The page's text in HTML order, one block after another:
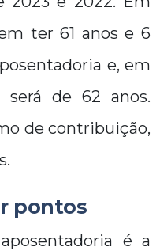
ter 61 anos e 6
e, em
de 62 anos.
de contribuição,
pontos
é a